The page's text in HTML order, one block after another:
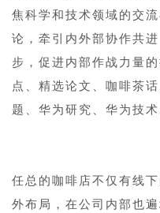
焦科学和技术领域的交
论，牵引内外部协作共
步，促进内部作战力量
点、精选论文、咖啡茶
题、华为研究、华为技
任总的咖啡店不仅有线
外布局，在公司内部也